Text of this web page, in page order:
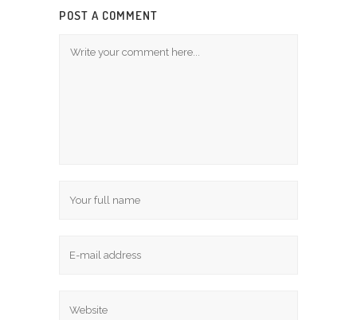
POST A COMMENT